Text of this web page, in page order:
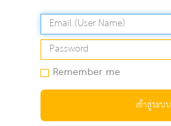
Remember me
เข้าสู่ระบบ